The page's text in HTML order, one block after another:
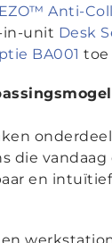
Anti-
in-unit Desk
BA001 toe
vandaag
en